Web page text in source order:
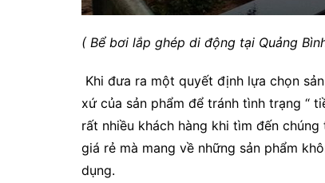
( Bể bơi lắp ghép di động tại Quảng
Khi đưa ra một quyết định lựa chọn
xứ của sản phẩm để tránh tình trạng “
rất nhiều khách hàng khi tìm đến
giá rẻ mà mang về những sản phẩm
dụng.